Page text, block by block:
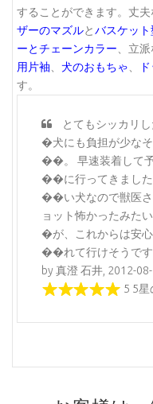
することができます。丈夫
ザーのマズルとバスケッ
ーとチェーンカラー 、立
用片袖
犬のおもちゃ
す。
とてもシッカリ
�犬にも負担が少な
��。 早速装着して
��に行ってきまし
��い犬なので獣医さ
ョット怖かったみた
�が、これからは安
��れて行けそうです
by 真澄 石井, 2012-
5 5星